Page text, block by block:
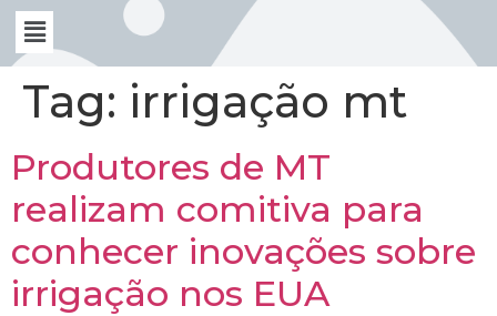
Tag: irrigação mt
Produtores de MT
realizam comitiva para
conhecer inovações sobre
irrigação nos EUA